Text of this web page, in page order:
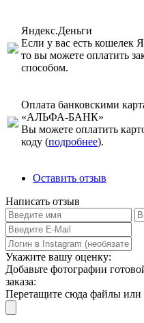
Яндекс.Деньги
Если у вас есть кошелек
то вы можете оплатить
способом.
Оплата банковскими
«АЛЬФА-БАНК»
Вы можете оплатить
коду (подробнее).
Оставить отзыв
Написать отзыв
Укажите вашу оценку:
Добавьте фотографии
заказа:
Перетащите сюда файлы или